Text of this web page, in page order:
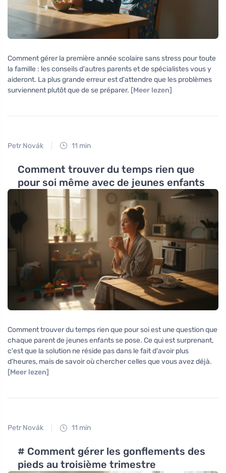
Comment gérer la première année scolaire sans stress pour toute
la famille : les conseils d'autres parents et de spécialistes vous y
aideront. La plus grande erreur est d'attendre que les problèmes
surviennent plutôt que de se préparer. [Meer lezen]
Petr Novák 11 min
Comment trouver du temps rien que
pour soi même avec de jeunes enfants
Comment trouver du temps rien que pour soi est une question que
chaque parent de jeunes enfants se pose. Ce qui est surprenant,
c'est que la solution ne réside pas dans le fait d'avoir plus
d'heures, mais de savoir où chercher celles que vous avez déjà.
[Meer lezen]
Petr Novák 11 min
# Comment gérer les gonflements des
pieds au troisième trimestre